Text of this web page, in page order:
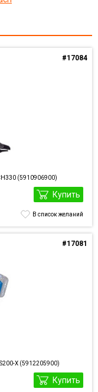
(5910906900)
#17084
Купить
В список желаний
X (5912205900)
#17081
Купить